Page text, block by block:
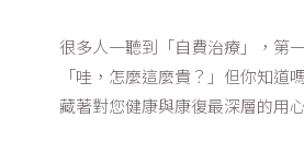
很多人一聽到「自費治療」，第
「哇，怎麼這麼貴？」但你知道
藏著對您健康與康復最深層的用